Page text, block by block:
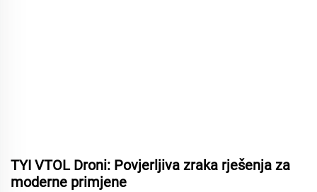
TYI VTOL Droni: Povjerljiva zraka rješenja za
moderne primjene